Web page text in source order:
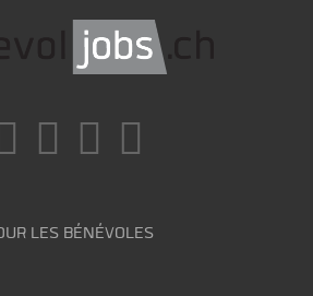
LES BÉNÉVOLES